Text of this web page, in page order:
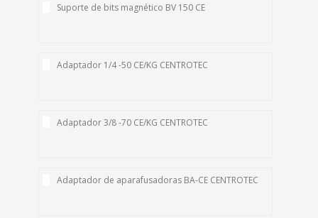
Suporte de bits magnético BV 150 CE
Adaptador 1/4 -50 CE/KG CENTROTEC
Adaptador 3/8 -70 CE/KG CENTROTEC
Adaptador de aparafusadoras BA-CE CENTROTEC